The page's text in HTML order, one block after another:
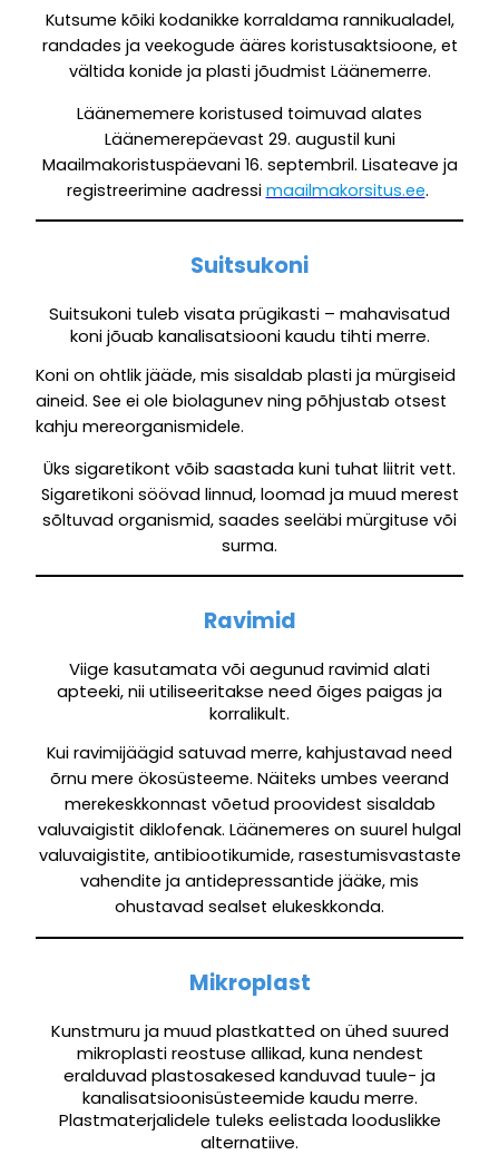
Kutsume kõiki kodanikke korraldama rannikualadel,
randades ja veekogude ääres koristusaktsioone, et
vältida konide ja plasti jõudmist Läänemerre.
Läänememere koristused toimuvad alates
Läänemerepäevast 29. augustil kuni
Maailmakoristuspäevani 16. septembril. Lisateave ja
registreerimine aadressi maailmakorsitus.ee.
Suitsukoni
Suitsukoni tuleb visata prügikasti – mahavisatud
koni jõuab kanalisatsiooni kaudu tihti merre.
Koni on ohtlik jääde, mis sisaldab plasti ja mürgiseid
aineid. See ei ole biolagunev ning põhjustab otsest
kahju mereorganismidele.
Üks sigaretikont võib saastada kuni tuhat liitrit vett.
Sigaretikoni söövad linnud, loomad ja muud merest
sõltuvad organismid, saades seeläbi mürgituse või
surma.
Ravimid
Viige kasutamata või aegunud ravimid alati
apteeki, nii utiliseeritakse need õiges paigas ja
korralikult.
Kui ravimijäägid satuvad merre, kahjustavad need
õrnu mere ökosüsteeme. Näiteks umbes veerand
merekeskkonnast võetud proovidest sisaldab
valuvaigistit diklofenak. Läänemeres on suurel hulgal
valuvaigistite, antibiootikumide, rasestumisvastaste
vahendite ja antidepressantide jääke, mis
ohustavad sealset elukeskkonda.
Mikroplast
Kunstmuru ja muud plastkatted on ühed suured
mikroplasti reostuse allikad, kuna nendest
eralduvad plastosakesed kanduvad tuule- ja
kanalisatsioonisüsteemide kaudu merre.
Plastmaterjalidele tuleks eelistada looduslikke
alternatiive.